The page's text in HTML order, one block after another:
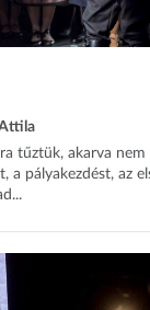
tűztük, akarva nem
a pályakezdést, az